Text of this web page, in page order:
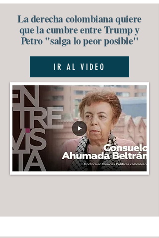
La derecha colombiana quiere
que la cumbre entre Trump y
Petro "salga lo peor posible"
IR AL VIDEO